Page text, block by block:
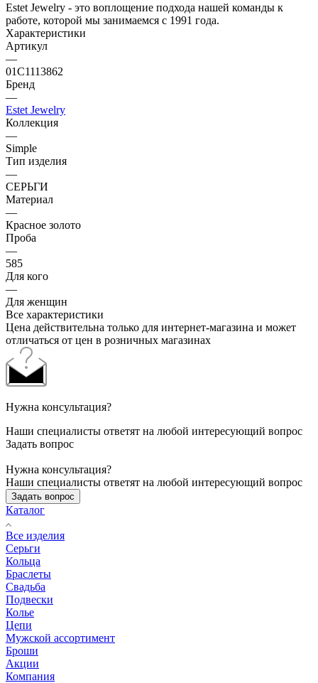
Estet Jewelry - это воплощение подхода нашей команды к
работе, которой мы занимаемся с 1991 года.
Характеристики
Артикул
—
01С1113862
Бренд
—
Estet Jewelry
Коллекция
—
Simple
Тип изделия
—
СЕРЬГИ
Материал
—
Красное золото
Проба
—
585
Для кого
—
Для женщин
Все характеристики
Цена действительна только для интернет-магазина и может
отличаться от цен в розничных магазинах
Нужна консультация?
Наши специалисты ответят на любой интересующий вопрос
Задать вопрос
Нужна консультация?
Наши специалисты ответят на любой интересующий вопрос
Задать вопрос
Каталог
Все изделия
Серьги
Кольца
Браслеты
Свадьба
Подвески
Колье
Цепи
Мужской ассортимент
Броши
Акции
Компания